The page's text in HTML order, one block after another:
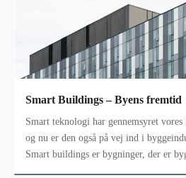
Smart Buildings – Byens fremtid
Smart teknologi har gennemsyret
og nu er den også på vej ind i
Smart buildings er bygninger, der er